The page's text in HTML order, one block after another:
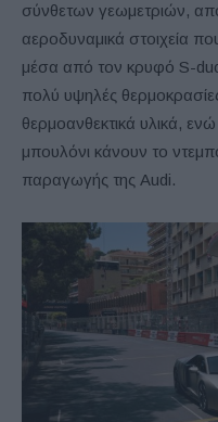
σύνθετων γεωμετριών,
αεροδυναμικά στοιχεία
μέσα από τον κρυφό S-
πολύ υψηλές
θερμοανθεκτικά υλικά,
μπουλόνι κάνουν το
παραγωγής της Audi.